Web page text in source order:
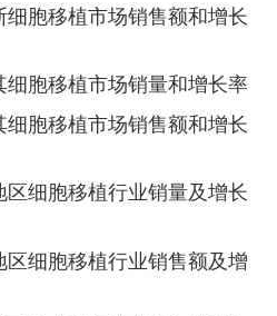
胞移植市场销售额和增长
胞移植市场销量和增长率
胞移植市场销售额和增长
细胞移植行业销量及增长
细胞移植行业销售额及增